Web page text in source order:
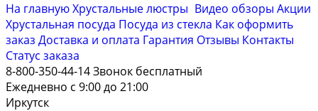
На главнуюХрустальные люстры Видео обзоры Акции
Хрустальная посуда Посуда из стекла Как оформить
заказ Доставка и оплата Гарантия Отзывы Контакты
Cтатус заказа
8-800-350-44-14Звонок бесплатный
Ежедневно с 9:00 до 21:00
Иркутск